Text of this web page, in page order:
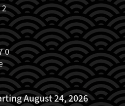
0
August 24, 2026